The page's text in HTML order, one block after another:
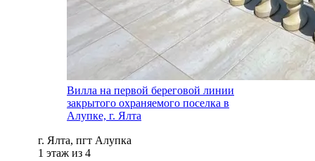
Вилла на первой береговой линии
закрытого охраняемого поселка в
Алупке, г. Ялта
г. Ялта, пгт Алупка
1 этаж из 4